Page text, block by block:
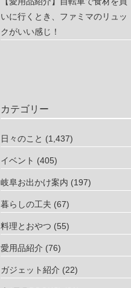
いに行くとき、ファミマのリュッ
クがいい感じ！
カテゴリー
日々のこと (1,437)
イベント (405)
岐阜お出かけ案内 (197)
暮らしの工夫 (67)
料理とおやつ (55)
愛用品紹介 (76)
ガジェット紹介 (22)